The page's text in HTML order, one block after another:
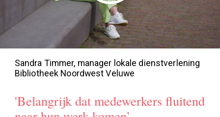
Zo tegen het einde van de periode met
coronamaatregelen in Nederland
'Belangrijk dat medewerkers fluitend
naar hun werk komen’
Sandra Timmer, manager lokale dienstverlening
Bibliotheek Noordwest Veluwe